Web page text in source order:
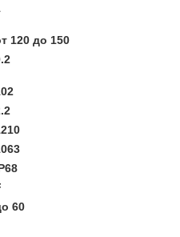
120 до 150
60